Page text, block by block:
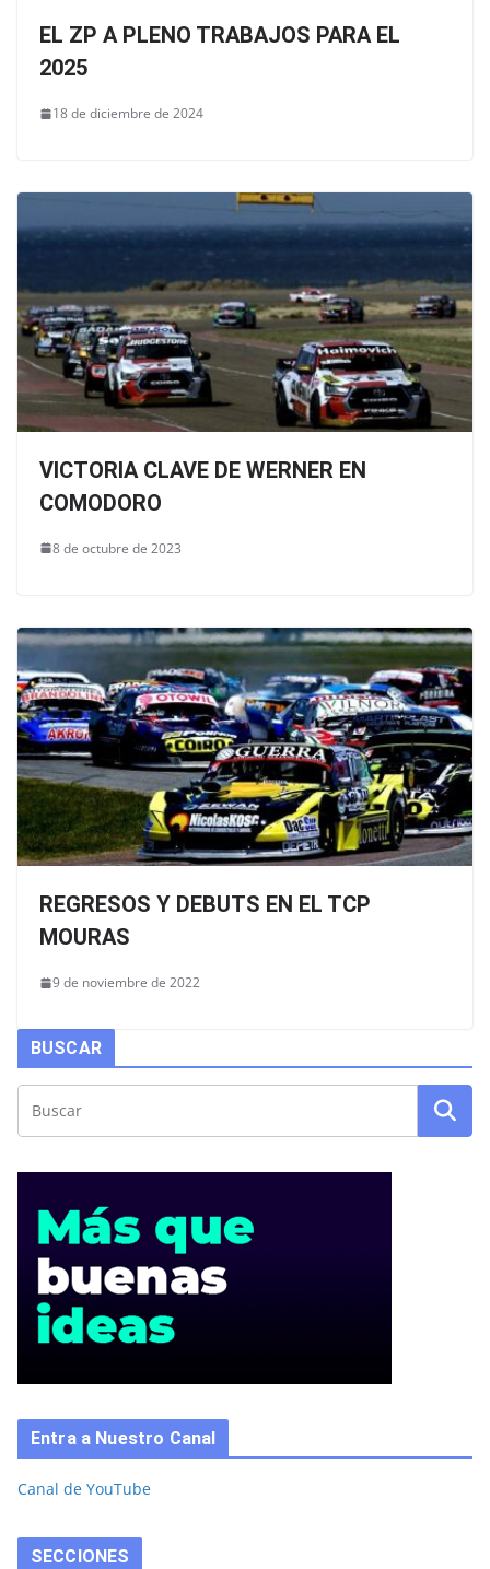
EL ZP A PLENO TRABAJOS PARA EL
2025
18 de diciembre de 2024
VICTORIA CLAVE DE WERNER EN
COMODORO
8 de octubre de 2023
REGRESOS Y DEBUTS EN EL TCP
MOURAS
9 de noviembre de 2022
BUSCAR
Entra a Nuestro Canal
Canal de YouTube
SECCIONES